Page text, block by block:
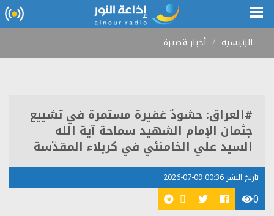
الرئيسية أخبار قصيرة
#العراق: حشودٌ غفيرة مستمرة في تشييع
جثمان الإمام الشهيد سماحة آية الله
السيد علي الخامنئي في كربلاء المقدّسة
تاريخ النشر 00:36 09-07-2026
0